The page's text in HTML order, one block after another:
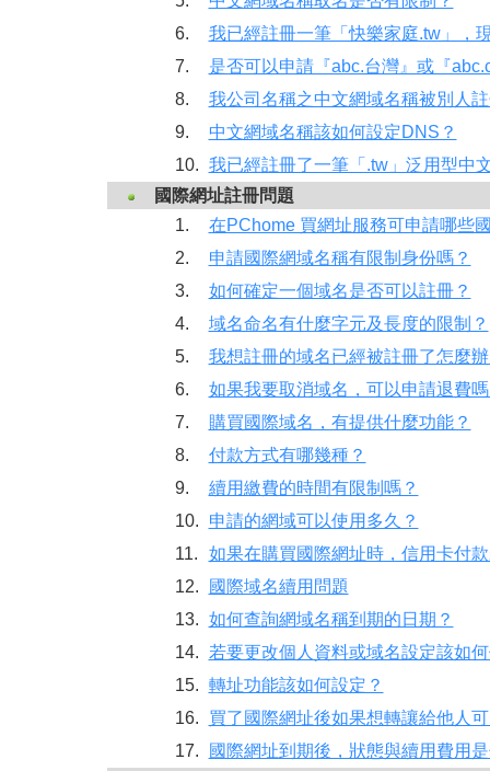
6.
我已經註冊一筆「快樂家庭.tw」，
7.
是否可以申請『abc.台灣』或『
8.
我公司名稱之中文網域名稱被別人
9.
中文網域名稱該如何設定DNS？
10. 我已經註冊了一筆「.tw」泛用型中
國際網址註冊問題
1.
在PChome 買網址服務可申請哪些
2.
申請國際網域名稱有限制身份嗎？
3.
如何確定一個域名是否可以註冊？
4.
域名命名有什麼字元及長度的限制？
5.
我想註冊的域名已經被註冊了怎麼
6.
如果我要取消域名，可以申請退費
7.
購買國際域名，有提供什麼功能？
8.
付款方式有哪幾種？
9.
續用繳費的時間有限制嗎？
10.
申請的網域可以使用多久？
11.
如果在購買國際網址時，信用卡付
12.
國際域名續用問題
13. 如何查詢網域名稱到期的日期？
14.
若要更改個人資料或域名設定該如
15. 轉址功能該如何設定？
16.
買了國際網址後如果想轉讓給他人
17.
國際網址到期後，狀態與續用費用